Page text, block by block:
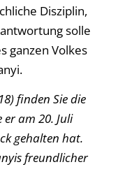
Disziplin,
solle
ganzen Volkes
finden Sie die
am 20. Juli
gehalten hat.
freundlicher